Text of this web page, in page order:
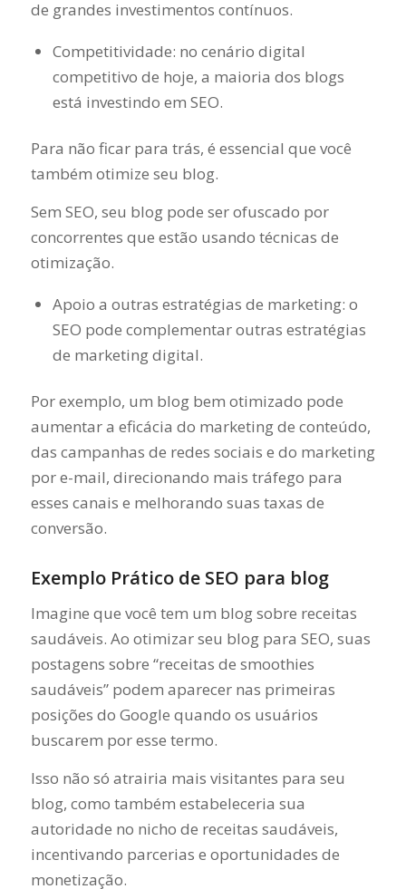
de grandes investimentos contínuos.
Competitividade: no cenário digital
competitivo de hoje, a maioria dos blogs
está investindo em SEO.
Para não ficar para trás, é essencial que você
também otimize seu blog.
Sem SEO, seu blog pode ser ofuscado por
concorrentes que estão usando técnicas de
otimização.
Apoio a outras estratégias de marketing: o
SEO pode complementar outras estratégias
de marketing digital.
Por exemplo, um blog bem otimizado pode
aumentar a eficácia do marketing de conteúdo,
das campanhas de redes sociais e do marketing
por e-mail, direcionando mais tráfego para
esses canais e melhorando suas taxas de
conversão.
Exemplo Prático de SEO para blog
Imagine que você tem um blog sobre receitas
saudáveis. Ao otimizar seu blog para SEO, suas
postagens sobre “receitas de smoothies
saudáveis” podem aparecer nas primeiras
posições do Google quando os usuários
buscarem por esse termo.
Isso não só atrairia mais visitantes para seu
blog, como também estabeleceria sua
autoridade no nicho de receitas saudáveis,
incentivando parcerias e oportunidades de
monetização.